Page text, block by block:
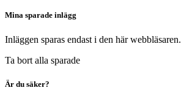
Mina sparade inlägg
Inläggen sparas endast i den här webbläsaren.
Ta bort alla sparade
Är du säker?